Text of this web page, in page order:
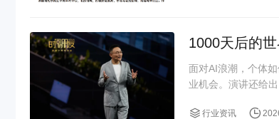
1000天后的
面对AI浪潮，个体
业机会。演讲还给
行业资讯